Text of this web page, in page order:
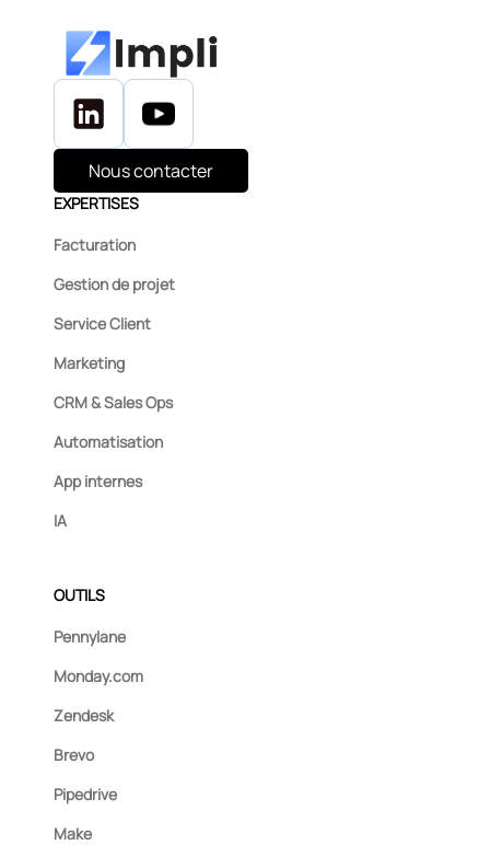
Nous contacter
EXPERTISES
Facturation
Gestion de projet
Service Client
Marketing
CRM & Sales Ops
Automatisation
App internes
IA
OUTILS
Pennylane
Monday.com
Zendesk
Brevo
Pipedrive
Make